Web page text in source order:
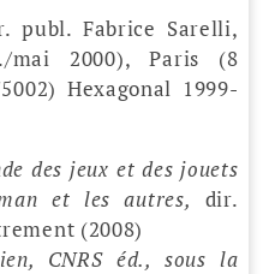
publ. Fabrice Sarelli,
mai 2000), Paris (8
Hexagonal 1999-
des jeux et des jouets
et les autres, dir.
(2008)
CNRS éd., sous la